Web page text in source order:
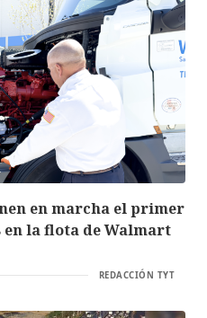
en marcha el primer
la flota de Walmart
REDACCIÓN TYT